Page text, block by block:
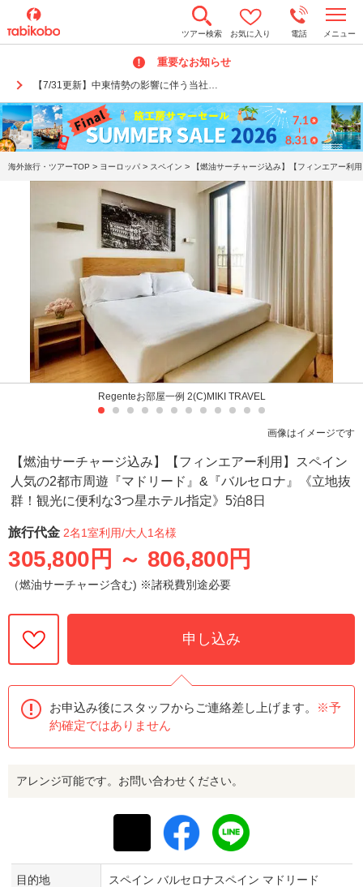
ツアー検索 お気に入り 電話 メニュー
重要なお知らせ
【7/31更新】中東情勢の影響に伴う当社…
o
n
a
v
i
g
a
海外旅行・ツアーTOP > ヨーロッパ > スペイン > 【燃油サーチャージ込み】【フィンエアー
Regenteお部屋一例 2(C)MIKI TRAVEL
画像はイメージです
【燃油サーチャージ込み】【フィンエアー利用】スペイン
人気の2都市周遊『マドリード』&『バルセロナ』《立地抜
群！観光に便利な3つ星ホテル指定》5泊8日
旅行代金 2名1室利用/大人1名様
305,800円 ～ 806,800円
（燃油サーチャージ含む) ※諸税費別途必要
申し込み
お申込み後にスタッフからご連絡差し上げます。
※予
約確定ではありません
アレンジ可能です。お問い合わせください。
目的地 スペイン バルセロナスペイン マドリード